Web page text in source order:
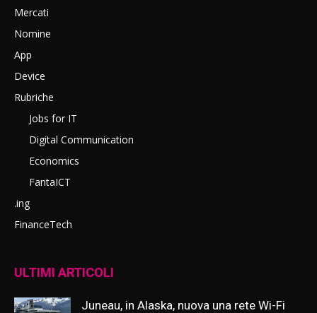
Mercati
Nomine
App
Device
Rubriche
Jobs for IT
Digital Communication
Economics
FantaICT
.ing
FinanceTech
ULTIMI ARTICOLI
Juneau, in Alaska, nuova una rete Wi-Fi